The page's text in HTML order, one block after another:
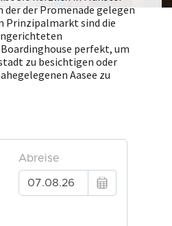
der Promenade gelegen
Prinzipalmarkt sind die
perfekt, um
zu besichtigen oder
Aasee zu